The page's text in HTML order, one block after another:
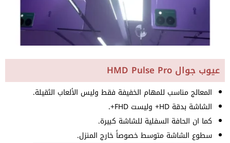
عيوب جوال HMD Pulse Pro
المعالج مناسب للمهام الخفيفة فقط وليس الألعاب الثقيلة.
الشاشة بدقة HD+ وليست FHD+.
كما ان الحافة السفلية للشاشة كبيرة.
سطوع الشاشة متوسط خصوصاً خارج المنزل.